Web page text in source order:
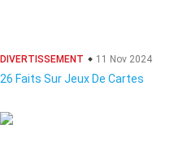
DIVERTISSEMENT 11 Nov 2024
26 Faits Sur Jeux De Cartes